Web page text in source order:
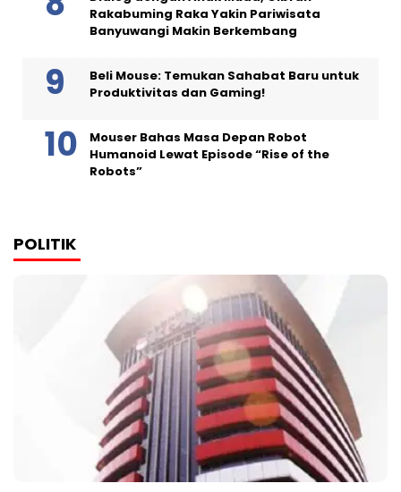
Rakabuming Raka Yakin Pariwisata
Banyuwangi Makin Berkembang
Beli Mouse: Temukan Sahabat Baru untuk
Produktivitas dan Gaming!
Mouser Bahas Masa Depan Robot
Humanoid Lewat Episode “Rise of the
Robots”
POLITIK